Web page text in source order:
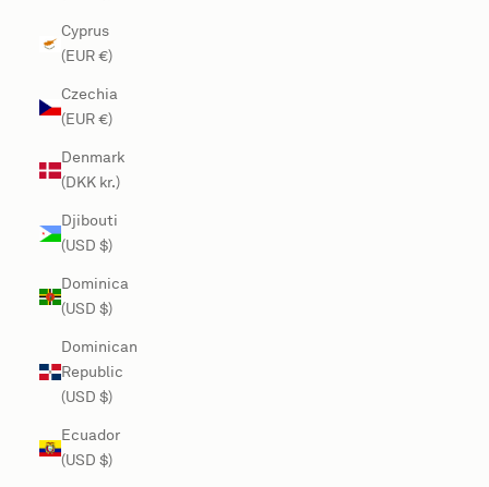
Cyprus
(EUR €)
Czechia
(EUR €)
Denmark
(DKK kr.)
Djibouti
(USD $)
Dominica
(USD $)
Dominican
Republic
(USD $)
Ecuador
(USD $)